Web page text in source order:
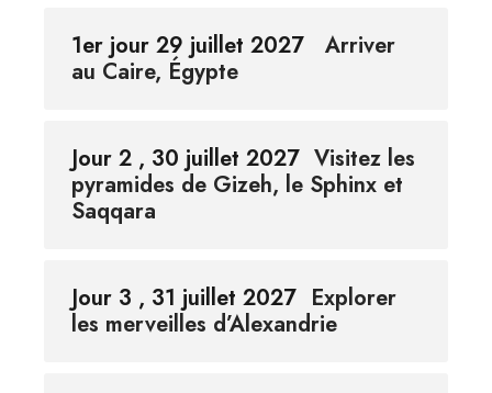
1er jour 29 juillet 2027
Arriver
au Caire, Égypte
Jour 2 , 30 juillet 2027 Visitez les
pyramides de Gizeh, le Sphinx et
Saqqara
Jour 3 , 31 juillet 2027 Explorer
les merveilles d’Alexandrie